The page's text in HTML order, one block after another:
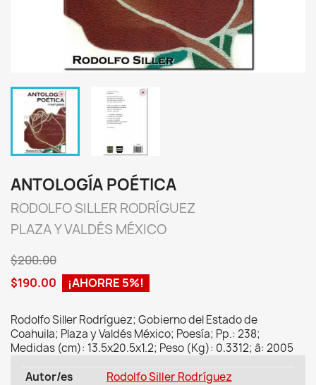
ANTOLOGÍA POÉTICA
RODOLFO SILLER RODRÍGUEZ
PLAZA Y VALDÉS MÉXICO
$200.00
$190.00
¡AHORRE 5%!
Rodolfo Siller Rodríguez; Gobierno del Estado de
Coahuila; Plaza y Valdés México; Poesía; Pp.: 238;
Medidas (cm): 13.5x20.5x1.2; Peso (Kg): 0.3312; â: 2005
Autor/es
Rodolfo Siller Rodríguez